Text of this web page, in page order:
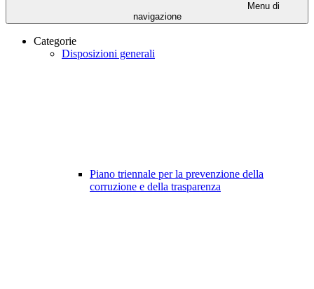
Menu di
navigazione
Categorie
Disposizioni generali
Piano triennale per la prevenzione della
corruzione e della trasparenza